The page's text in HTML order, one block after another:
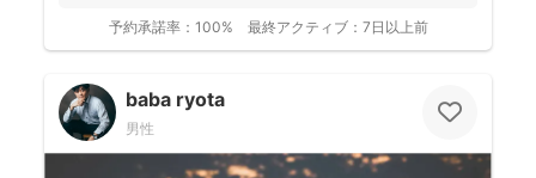
予約承諾率： 100% 最終アクティブ： 7日以上前
baba ryota
男性